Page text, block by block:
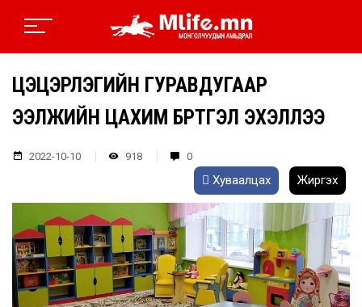
ЦЭЦЭРЛЭГИЙН ГУРАВДУГААР
ЭЭЛЖИЙН ЦАХИМ БҮРТГЭЛ ЭХЭЛЛЭЭ
2022-10-10 918 0
Хуваалцах Жиргэх